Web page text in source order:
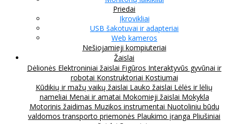
Priedai
Įkrovikliai
USB šakotuvai ir adapteriai
Web kameros
Nešiojamieji kompiuteriai
Žaislai
Dėlionės Elektroniniai žaislai Figūros Interaktyvūs gyvūnai ir
robotai Konstruktoriai Kostiumai
Kūdikių ir mažų vaikų žaislai Lauko žaislai Lėlės ir lėlių
nameliai Menai ir amatai Mokomieji žaislai Mokykla
Motorinis žaidimas Muzikos instrumentai Nuotoliniu būdu
valdomos transporto priemonės Plaukimo įranga Pliušiniai